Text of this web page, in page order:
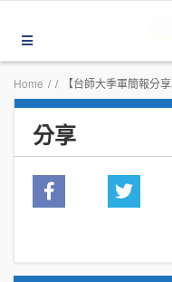
Home / / 【台師大季軍簡報分
分享